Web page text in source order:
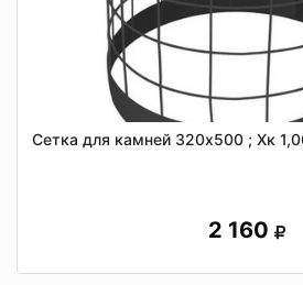
Сетка для камней 320х500 ; Хк
2 160